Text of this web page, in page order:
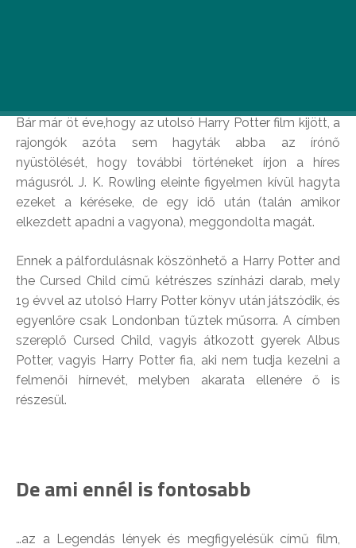
Bár már öt éve,hogy az utolsó Harry Potter film kijött, a
rajongók azóta sem hagyták abba az írónő
nyüstölését, hogy további történeket írjon a híres
mágusról. J. K. Rowling eleinte figyelmen kívül hagyta
ezeket a kéréseke, de egy idő után (talán amikor
elkezdett apadni a vagyona), meggondolta magát.
Ennek a pálfordulásnak köszönhető a Harry Potter and
the Cursed Child című kétrészes színházi darab, mely
19 évvel az utolsó Harry Potter könyv után játszódik, és
egyenlőre csak Londonban tűztek műsorra. A címben
szereplő Cursed Child, vagyis átkozott gyerek Albus
Potter, vagyis Harry Potter fia, aki nem tudja kezelni a
felmenői hírnevét, melyben akarata ellenére ő is
részesül.
De ami ennél is fontosabb
…az a Legendás lények és megfigyelésük című film,